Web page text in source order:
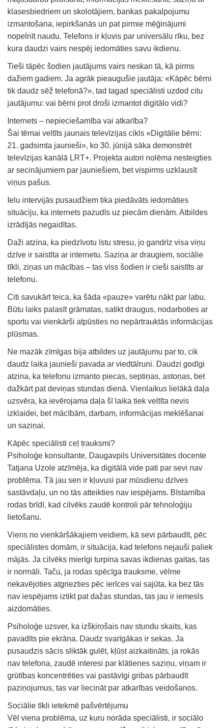
klasesbiedriem un skolotājiem, bankas pakalpojumu
izmantošana, iepirkšanās un pat pirmie mēģinājumi
nopelnīt naudu. Telefons ir kļuvis par universālu rīku, bez
kura daudzi vairs nespēj iedomāties savu ikdienu.
Tieši tāpēc šodien jautājums vairs neskan tā, kā pirms
dažiem gadiem. Ja agrāk pieaugušie jautāja: «Kāpēc bērni
tik daudz sēž telefonā?», tad tagad speciālisti uzdod citu
jautājumu: vai bērni prot droši izmantot digitālo vidi?
Internets – nepieciešamība vai atkarība?
Šai tēmai veltīts jaunais televīzijas cikls «Digitālie bērni:
21. gadsimta jaunieši», ko 30. jūnijā sāka demonstrēt
televīzijas kanālā LRT+. Projekta autori nolēma nesteigties
ar secinājumiem par jauniešiem, bet vispirms uzklausīt
viņus pašus.
Ielu intervijās pusaudžiem tika piedāvāts iedomāties
situāciju, ka internets pazudīs uz piecām dienām. Atbildes
izrādījās negaidītas.
Daži atzina, ka piedzīvotu īstu stresu, jo gandrīz visa viņu
dzīve ir saistīta ar internetu. Saziņa ar draugiem, sociālie
tīkli, ziņas un mācības – tas viss šodien ir cieši saistīts ar
telefonu.
Citi savukārt teica, ka šāda «pauze» varētu nākt par labu.
Būtu laiks palasīt grāmatas, satikt draugus, nodarboties ar
sportu vai vienkārši atpūsties no nepārtrauktās informācijas
plūsmas.
Ne mazāk zīmīgas bija atbildes uz jautājumu par to, cik
daudz laika jaunieši pavada ar viedtālruni. Daudzi godīgi
atzina, ka telefonu izmanto piecas, septiņas, astoņas, bet
dažkārt pat deviņas stundas dienā. Vienlaikus lielākā daļa
uzsvēra, ka ievērojama daļa šī laika tiek veltīta nevis
izklaidei, bet mācībām, darbam, informācijas meklēšanai
un saziņai.
Kāpēc speciālisti ceļ trauksmi?
Psiholoģe konsultante, Daugavpils Universitātes docente
Tatjana Uzole atzīmēja, ka digitālā vide pati par sevi nav
problēma. Tā jau sen ir kļuvusi par mūsdienu dzīves
sastāvdaļu, un no tās atteikties nav iespējams. Bīstamība
rodas brīdī, kad cilvēks zaudē kontroli pār tehnoloģiju
lietošanu.
Viens no vienkāršākajiem veidiem, kā sevi pārbaudīt, pēc
speciālistes domām, ir situācija, kad telefons nejauši paliek
mājās. Ja cilvēks mierīgi turpina savas ikdienas gaitas, tas
ir normāli. Taču, ja rodas spēcīga trauksme, vēlme
nekavējoties atgriezties pēc ierīces vai sajūta, ka bez tās
nav iespējams iztikt pat dažas stundas, tas jau ir iemesls
aizdomāties.
Psiholoģe uzsver, ka izšķirošais nav stundu skaits, kas
pavadīts pie ekrāna. Daudz svarīgākas ir sekas. Ja
pusaudzis sācis sliktāk gulēt, kļūst aizkaitināts, ja rokās
nav telefona, zaudē interesi par klātienes saziņu, viņam ir
grūtības koncentrēties vai pastāvīgi gribas pārbaudīt
paziņojumus, tas var liecināt par atkarības veidošanos.
Sociālie tīkli ietekmē pašvērtējumu
Vēl viena problēma, uz kuru norāda speciālisti, ir sociālo